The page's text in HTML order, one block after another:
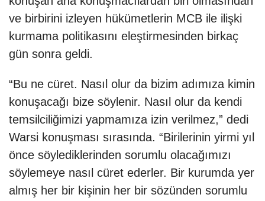
ve birbirini izleyen hükümetlerin MCB ile ilişki
kurmama politikasını eleştirmesinden birkaç
gün sonra geldi.
“Bu ne cüret. Nasıl olur da bizim adımıza kimin
konuşacağı bize söylenir. Nasıl olur da kendi
temsilciliğimizi yapmamıza izin verilmez,” dedi
Warsi konuşması sırasında. “Birilerinin yirmi yıl
önce söylediklerinden sorumlu olacağımızı
söylemeye nasıl cüret ederler. Bir kurumda yer
almış her bir kişinin her bir sözünden sorumlu